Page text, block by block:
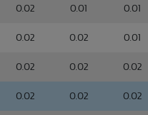
0.02 0.01 0.01
0.02 0.02 0.01
0.02 0.02 0.02
0.02 0.02 0.02